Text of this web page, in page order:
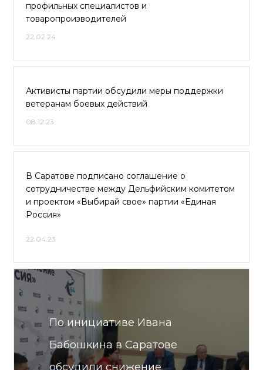
профильных специалистов и
товаропроизводителей
22.02.24
Активисты партии обсудили меры поддержки
ветеранам боевых действий
08.12.23
В Саратове подписано соглашение о
сотрудничестве между Дельфийским комитетом
и проектом «Выбирай свое» партии «Единая
Россия»
22.04.23
По инициативе Ивана
Бабошкина в Саратове
обсудили снижение